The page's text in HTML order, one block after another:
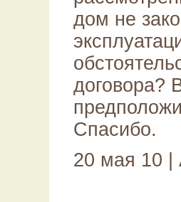
дом не
договора?
Спасибо.
20 мая 10 |